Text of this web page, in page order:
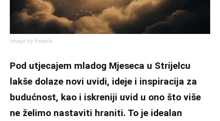
Image by freepik
Pod utjecajem mladog Mjeseca u Strijelcu
lakše dolaze novi uvidi, ideje i inspiracija za
budućnost, kao i iskreniji uvid u ono što više
ne želimo nastaviti hraniti. To je idealan